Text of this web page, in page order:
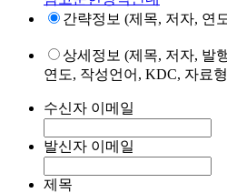
간략정보 (제목, 저자, 연
상세정보 (제목, 저자, 발
연도, 작성언어, KDC, 자료
수신자 이메일
발신자 이메일
제목